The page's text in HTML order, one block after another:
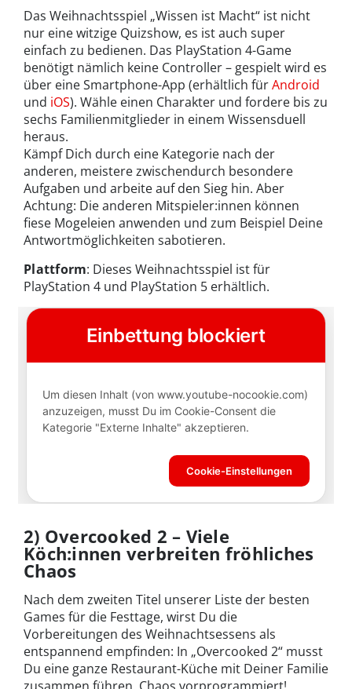
Das Weihnachtsspiel „Wissen ist Macht“ ist nicht
nur eine witzige Quizshow, es ist auch super
einfach zu bedienen. Das PlayStation 4-Game
benötigt nämlich keine Controller – gespielt wird es
über eine Smartphone-App (erhältlich fürAndroid
und iOS). Wähle einen Charakter und fordere bis zu
sechs Familienmitglieder in einem Wissensduell
heraus.
Kämpf Dich durch eine Kategorie nach der
anderen, meistere zwischendurch besondere
Aufgaben und arbeite auf den Sieg hin. Aber
Achtung: Die anderen Mitspieler:innen können
fiese Mogeleien anwenden und zum Beispiel Deine
Antwortmöglichkeiten sabotieren.
Plattform: Dieses Weihnachtsspiel ist für
PlayStation 4 und PlayStation 5 erhältlich.
2) Overcooked 2 – Viele
Köch:innen verbreiten fröhliches
Chaos
Nach dem zweiten Titel unserer Liste der besten
Games für die Festtage, wirst Du die
Vorbereitungen des Weihnachtsessens als
entspannend empfinden: In „Overcooked 2“ musst
Du eine ganze Restaurant-Küche mit Deiner Familie